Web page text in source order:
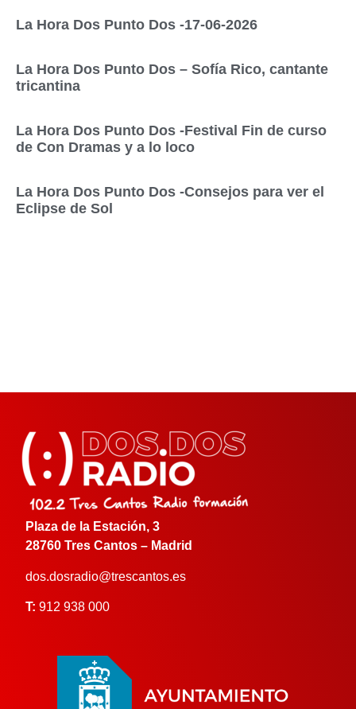
La Hora Dos Punto Dos -17-06-2026
La Hora Dos Punto Dos – Sofía Rico, cantante
tricantina
La Hora Dos Punto Dos -Festival Fin de curso
de Con Dramas y a lo loco
La Hora Dos Punto Dos -Consejos para ver el
Eclipse de Sol
Plaza de la Estación, 3
28760 Tres Cantos – Madrid
dos.dosradio@trescantos.es
T: 912 938 000